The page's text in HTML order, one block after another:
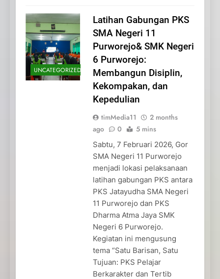
UNCATEGORIZED
Latihan Gabungan PKS
SMA Negeri 11
Purworejo& SMK Negeri
6 Purworejo:
Membangun Disiplin,
Kekompakan, dan
Kepedulian
timMedia11
2 months
ago
0 5 mins
Sabtu, 7 Februari 2026, Gor
SMA Negeri 11 Purworejo
menjadi lokasi pelaksanaan
latihan gabungan PKS antara
PKS Jatayudha SMA Negeri
11 Purworejo dan PKS
Dharma Atma Jaya SMK
Negeri 6 Purworejo.
Kegiatan ini mengusung
tema “Satu Barisan, Satu
Tujuan: PKS Pelajar
Berkarakter dan Tertib